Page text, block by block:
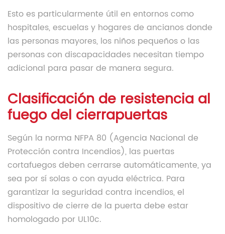
Esto es particularmente útil en entornos como
hospitales, escuelas y hogares de ancianos donde
las personas mayores, los niños pequeños o las
personas con discapacidades necesitan tiempo
adicional para pasar de manera segura.
Clasificación de resistencia al
fuego del cierrapuertas
Según la norma NFPA 80 (Agencia Nacional de
Protección contra Incendios), las puertas
cortafuegos deben cerrarse automáticamente, ya
sea por sí solas o con ayuda eléctrica. Para
garantizar la seguridad contra incendios, el
dispositivo de cierre de la puerta debe estar
homologado por UL10c.